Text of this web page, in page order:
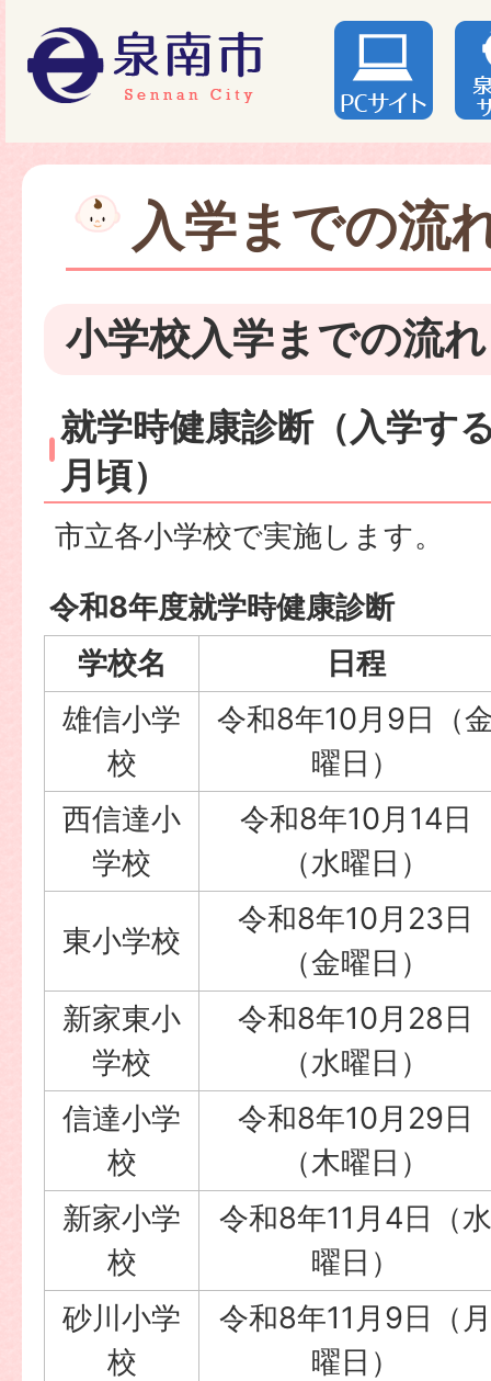
入学までの流
小学校入学までの流れ
就学時健康診断（入学す
月頃）
市立各小学校で実施します。
令和8年度就学時健康診断
学校名
日程
雄信小学
校
令和8年10月9日（
曜日）
西信達小
学校
令和8年10月14日
（水曜日）
東小学校
令和8年10月23日
（金曜日）
新家東小
学校
令和8年10月28日
（水曜日）
信達小学
校
令和8年10月29日
（木曜日）
新家小学
校
令和8年11月4日（水
曜日）
砂川小学
校
令和8年11月9日（月
曜日）